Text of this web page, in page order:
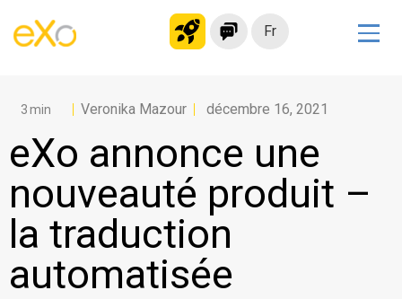
Fr
Intranet moderne
Plateforme collaborative
Réseau social
Hub de connaissances
Portail d’applications
Alternative à
Microsoft 365
Veronika Mazour décembre 16, 2021
eXo annonce une
nouveauté produit –
la traduction
automatisée